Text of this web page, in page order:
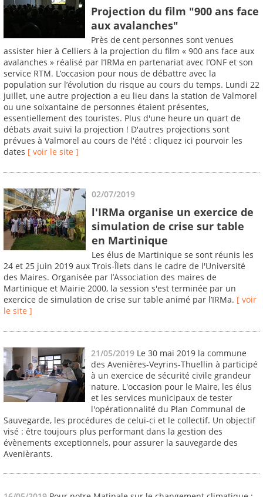
Projection du film "900 ans face
aux avalanches"
Près de cent personnes sont venues
assister hier à Celliers à la projection du film « 900 ans face aux
avalanches » réalisé par l’IRMa en partenariat avec l’ONF et son
service RTM. L’occasion pour nous de débattre avec la
population sur l’évolution du risque au cours du temps. Lundi 22
juillet, une autre projection a eu lieu dans la station de Valmorel
ou une soixantaine de personnes étaient présentes,
essentiellement des touristes. Plus d'une heure un quart de
débats avait suivi la projection ! D'autres projections sont
prévues à Valmorel au cours de l'été : cliquez ici pourvoir les
dates [ voir le site ]
02/07/2019
l'IRMa organise un exercice de
simulation de crise sur table
en Martinique
Les élus de Martinique se sont réunis les
24 et 25 juin 2019 aux Trois-Îlets dans le cadre de l'Université
des Maires. Organisée par l’Association des maires de
Martinique et Mairie 2000, la session s'est terminée par un
exercice de simulation de crise sur table animé par l’IRMa. [ voir
le site ]
21/05/2019 Le 30 mai 2019 la commune
des Avenières-Veyrins-Thuellin à participé
à un exercice de sécurité civile grandeur
nature. L'occasion pour le Maire, les élus
et les services municipaux de tester
l'opérationnalité du Plan Communal de
Sauvegarde, les procédures de celui-ci et le collectif. Un objectif
visé : être toujours plus performant dans la gestion des
évènements exceptionnels, pour assurer la sauvegarde des
Avenièrants.